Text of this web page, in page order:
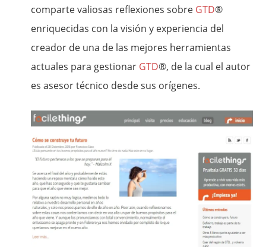
comparte valiosas reflexiones sobre GTD®
enriquecidas con la visión y experiencia del
creador de una de las mejores herramientas
actuales para gestionar GTD®, de la cual el autor
es asesor técnico desde sus orígenes.